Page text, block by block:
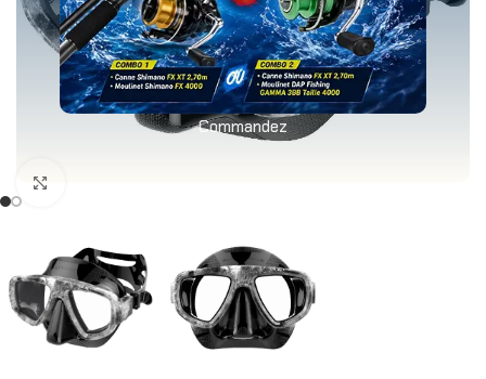
Commandez